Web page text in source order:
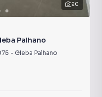
20
Palhano
- Gleba Palhano